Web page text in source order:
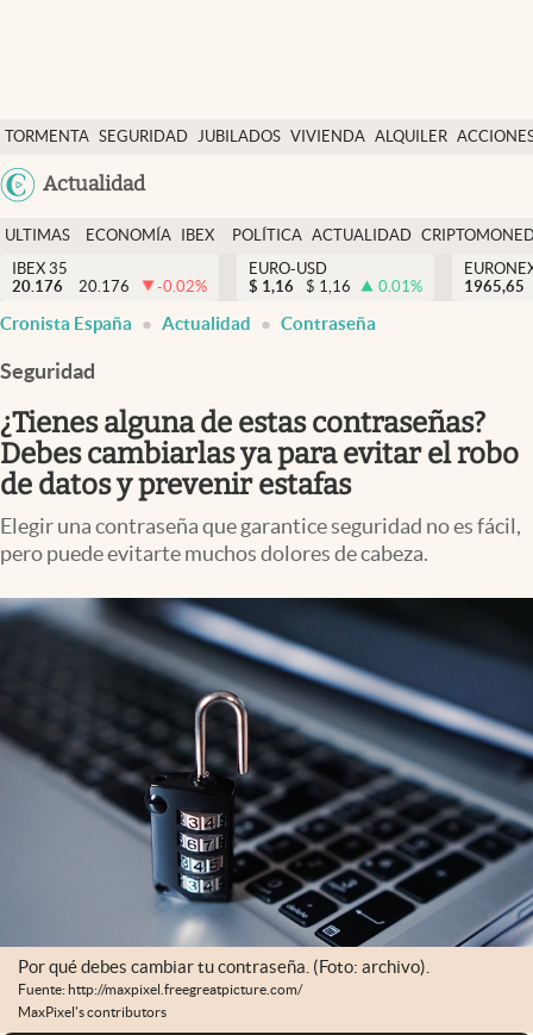
TORMENTA SEGURIDAD JUBILADOS VIVIENDA ALQUILER
USA
Actualidad
Economía y finanzas
Política
Actualidad
Criptomonedas
España
ULTIMAS
NOTICIAS
ECONOMÍA
FINANZAS
IBEX
EURO
POLÍTICA ACTUALIDAD
IBEX 35
20.176
20.176 -0.02%
EURO-USD
$ 1,16 $ 1,16 0.01%
1965,65
Cronista España Actualidad Contraseña
Seguridad
¿Tienes alguna de estas contraseñas?
Debes cambiarlas ya para evitar el robo
de datos y prevenir estafas
Elegir una contraseña que garantice seguridad no es fácil,
pero puede evitarte muchos dolores de cabeza.
Por qué debes cambiar tu contraseña. (Foto: archivo).
Fuente: http://maxpixel.freegreatpicture.com/
MaxPixel's contributors